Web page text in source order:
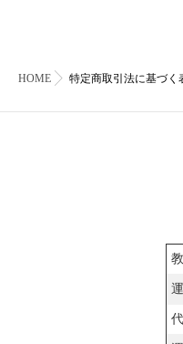
HOME 特定商取引法に基づく